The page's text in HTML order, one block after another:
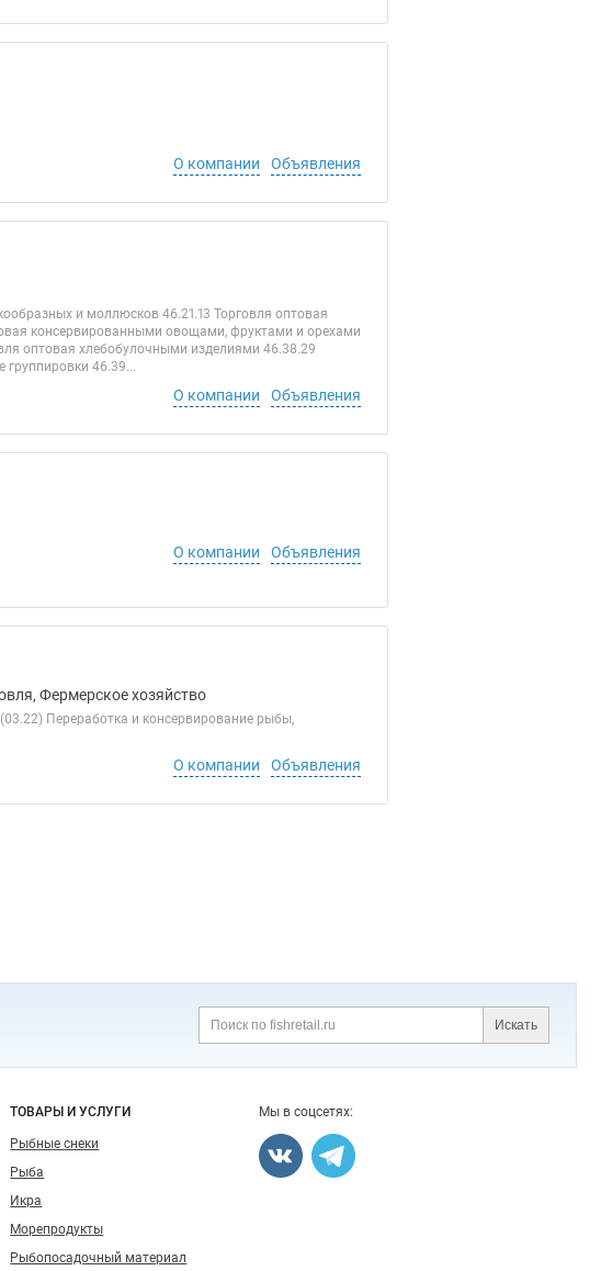
О компании Объявления
и моллюсков 46.21.13 Торговля оптовая
консервированными овощами, фруктами и орехами
оптовая хлебобулочными изделиями 46.38.29
46.39...
О компании Объявления
О компании Объявления
Фермерское хозяйство
Переработка и консервирование рыбы,
О компании Объявления
Искать
ТОВАРЫ И УСЛУГИ
Рыбные снеки
Рыба
Икра
Морепродукты
Рыбопосадочный материал
Мы в соцсетях: